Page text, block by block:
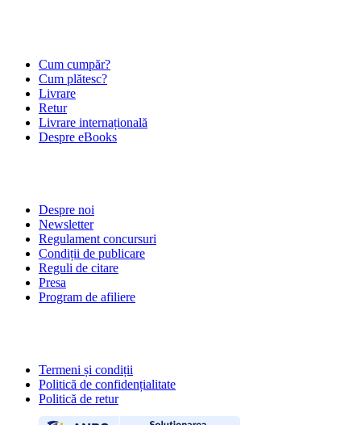
Cum cumpăr?
Cum plătesc?
Livrare
Retur
Livrare internațională
Despre eBooks
Despre noi
Newsletter
Regulament concursuri
Condiții de publicare
Reguli de citare
Presa
Program de afiliere
Termeni și condiții
Politică de confidențialitate
Politică de retur